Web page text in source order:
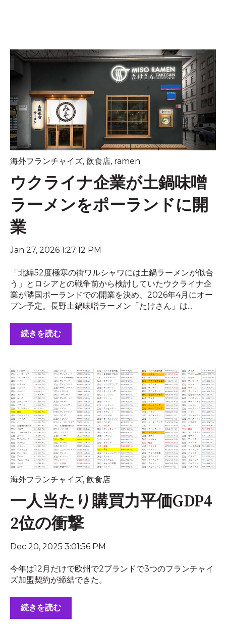
海外フランチャイズ, 飲食店, ramen
ウクライナ企業が土鍋味噌
ラーメンをポーランドに開
業
Jan 27, 2026 1:27:12 PM
「北緯52度極寒の街ワルシャワには土鍋ラーメンが似合
う」とロシアとの戦争前から検討していたウクライナ企
業が隣国ポーランドでの開業を決め、2026年4月にオー
プン予定。長野土鍋味噌ラーメン「たけさん」は...
続きを読む
海外フランチャイズ, 飲食店
一人当たり購買力平価GDP4
2位の衝撃
Dec 20, 2025 3:01:56 PM
今年は12月だけで欧州で2ブランドで3つのフランチャイ
ズ加盟契約が締結できた。
続きを読む